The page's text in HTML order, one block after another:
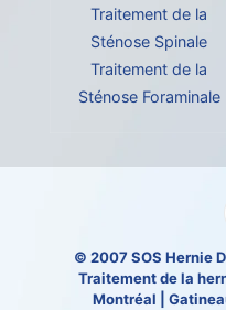
Traitement de la
Sténose Spinale
Traitement de la
Sténose Foraminale
© 2007SOS Hernie
Traitement de la
Montréal |